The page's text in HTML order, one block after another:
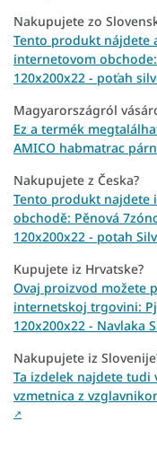
Nakupujete zo
Tento produkt nájdete
internetovom
120x200x22 - poťah
Magyarországról
Ez a termék
AMICO habmatrac
Nakupujete z Česka?
Tento produkt najdete
obchodě: Pěnová
120x200x22 - potah
Kupujete iz Hrvatske?
Ovaj proizvod možete
internetskoj trgovini:
120x200x22 - Navlaka
Nakupujete iz
Ta izdelek najdete tudi
vzmetnica z
↗